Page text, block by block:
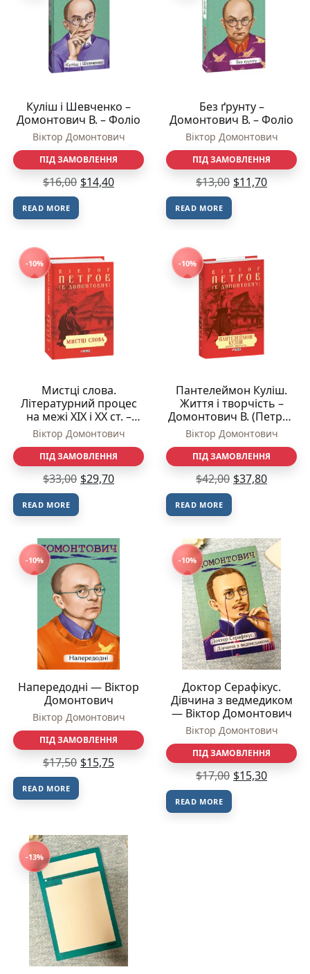
Куліш і Шевченко –
Домонтович В. – Фоліо
Віктор Домонтович
ПІД ЗАМОВЛЕННЯ
$16,00 $14,40
READ MORE
Без ґрунту –
Домонтович В. – Фоліо
Віктор Домонтович
ПІД ЗАМОВЛЕННЯ
$13,00 $11,70
READ MORE
-10%
Мистці слова.
Літературний процес
на межі ХІХ і ХХ ст. –
Домонтович В. (Петров
В.) – Фоліо
Віктор Домонтович
ПІД ЗАМОВЛЕННЯ
$33,00 $29,70
READ MORE
-10%
Пантелеймон Куліш.
Життя і творчість –
Домонтович В. (Петров
В.) – Фоліо
Віктор Домонтович
ПІД ЗАМОВЛЕННЯ
$42,00 $37,80
READ MORE
-10%
Напередодні — Віктор
Домонтович
Віктор Домонтович
ПІД ЗАМОВЛЕННЯ
$17,50 $15,75
READ MORE
-10%
Доктор Серафікус.
Дівчина з ведмедиком
— Віктор Домонтович
Віктор Домонтович
ПІД ЗАМОВЛЕННЯ
$17,00 $15,30
READ MORE
-13%